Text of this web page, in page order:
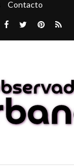
Contacto